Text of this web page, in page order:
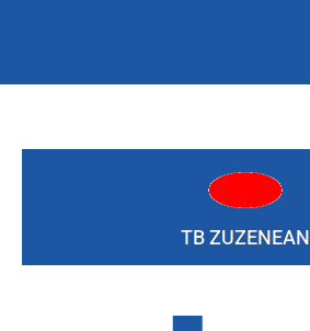
TB ZUZENEAN